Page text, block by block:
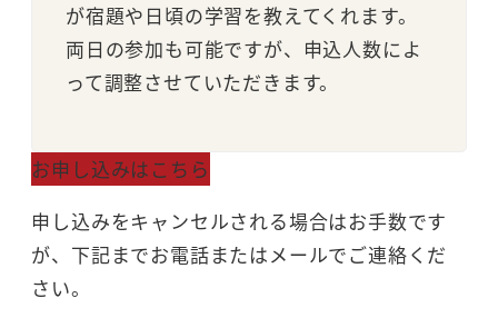
が宿題や日頃の学習を教えてくれます。
両日の参加も可能ですが、申込人数によ
って調整させていただきます。
お申し込みはこちら
申し込みをキャンセルされる場合はお手数です
が、下記までお電話またはメールでご連絡くだ
さい。